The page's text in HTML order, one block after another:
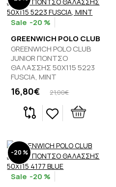
-20 %
GREENWICH POLO CLUB
GREENWICH POLO CLUB
JUNIOR ΠΟΝΤΣΟ
ΘΑΛΑΣΣΗΣ 50Χ115 5223
FUSCIA, MINT
21,00€
16,80€
-20 %
-20 %